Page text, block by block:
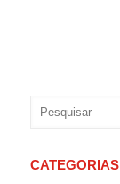
CATEGORIAS